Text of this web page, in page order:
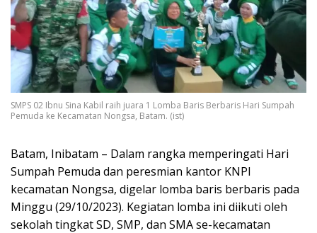
SMPS 02 Ibnu Sina Kabil raih juara 1 Lomba Baris Berbaris Hari Sumpah
Pemuda ke Kecamatan Nongsa, Batam. (ist)
Batam, Inibatam – Dalam rangka memperingati Hari
Sumpah Pemuda dan peresmian kantor KNPI
kecamatan Nongsa, digelar lomba baris berbaris pada
Minggu (29/10/2023). Kegiatan lomba ini diikuti oleh
sekolah tingkat SD, SMP, dan SMA se-kecamatan